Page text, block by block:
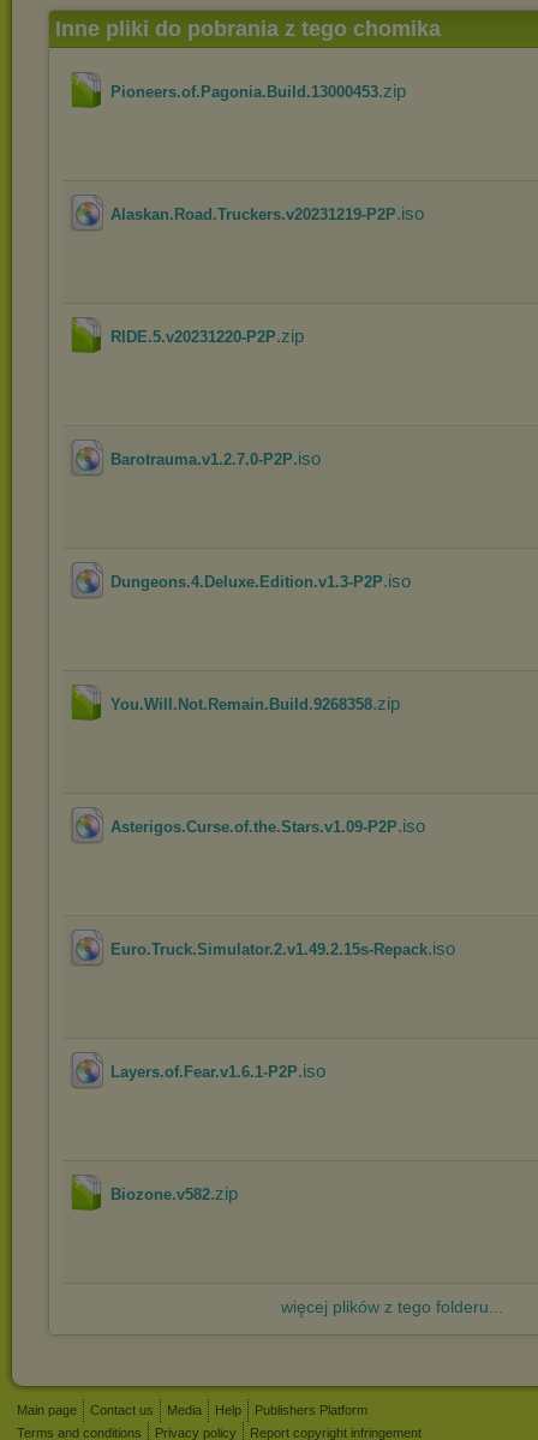
Inne pliki do pobrania z tego chomika
Pioneers.of.Pagonia.Build.13000453.zip
Alaskan.Road.Truckers.v20231219-P2P.iso
RIDE.5.v20231220-P2P.zip
Barotrauma.v1.2.7.0-P2P.iso
Dungeons.4.Deluxe.Edition.v1.3-P2P.iso
You.Will.Not.Remain.Build.9268358.zip
Asterigos.Curse.of.the.Stars.v1.09-P2P.iso
Euro.Truck.Simulator.2.v1.49.2.15s-Repack.iso
Layers.of.Fear.v1.6.1-P2P.iso
Biozone.v582.zip
więcej plików z tego folderu...
Main page Contact us Media Help
Publishers Platform
Terms and conditions
Privacy policy Report copyright infringement